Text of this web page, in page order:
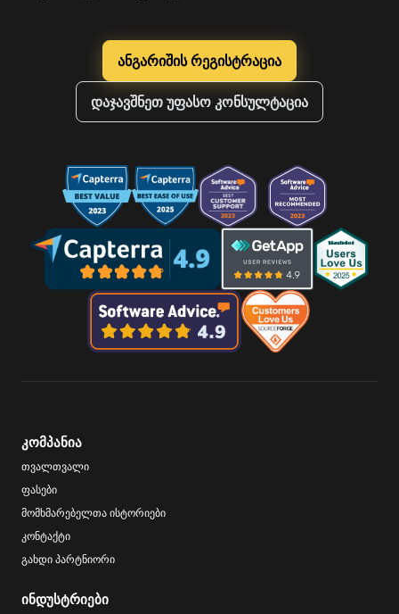
ანგარიშის რეგისტრაცია
დაჯავშნეთ უფასო კონსულტაცია
კომპანია
თვალთვალი
ფასები
მომხმარებელთა ისტორიები
კონტაქტი
გახდი პარტნიორი
ინდუსტრიები